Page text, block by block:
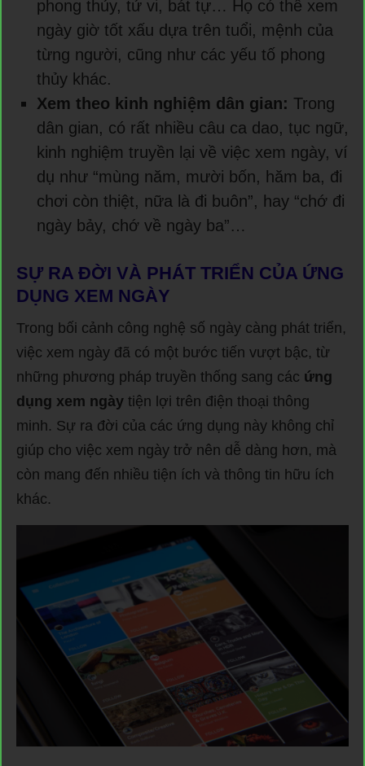
phong thủy, tử vi, bát tự… Họ có thể xem
ngày giờ tốt xấu dựa trên tuổi, mệnh của
từng người, cũng như các yếu tố phong
thủy khác.
Xem theo kinh nghiệm dân gian: Trong
dân gian, có rất nhiều câu ca dao, tục ngữ,
kinh nghiệm truyền lại về việc xem ngày, ví
dụ như “mùng năm, mười bốn, hăm ba, đi
chơi còn thiệt, nữa là đi buôn”, hay “chớ đi
ngày bảy, chớ về ngày ba”…
SỰ RA ĐỜI VÀ PHÁT TRIỂN CỦA ỨNG
DỤNG XEM NGÀY
Trong bối cảnh công nghệ số ngày càng phát triển,
việc xem ngày đã có một bước tiến vượt bậc, từ
những phương pháp truyền thống sang các ứng
dụng xem ngày tiện lợi trên điện thoại thông
minh. Sự ra đời của các ứng dụng này không chỉ
giúp cho việc xem ngày trở nên dễ dàng hơn, mà
còn mang đến nhiều tiện ích và thông tin hữu ích
khác.